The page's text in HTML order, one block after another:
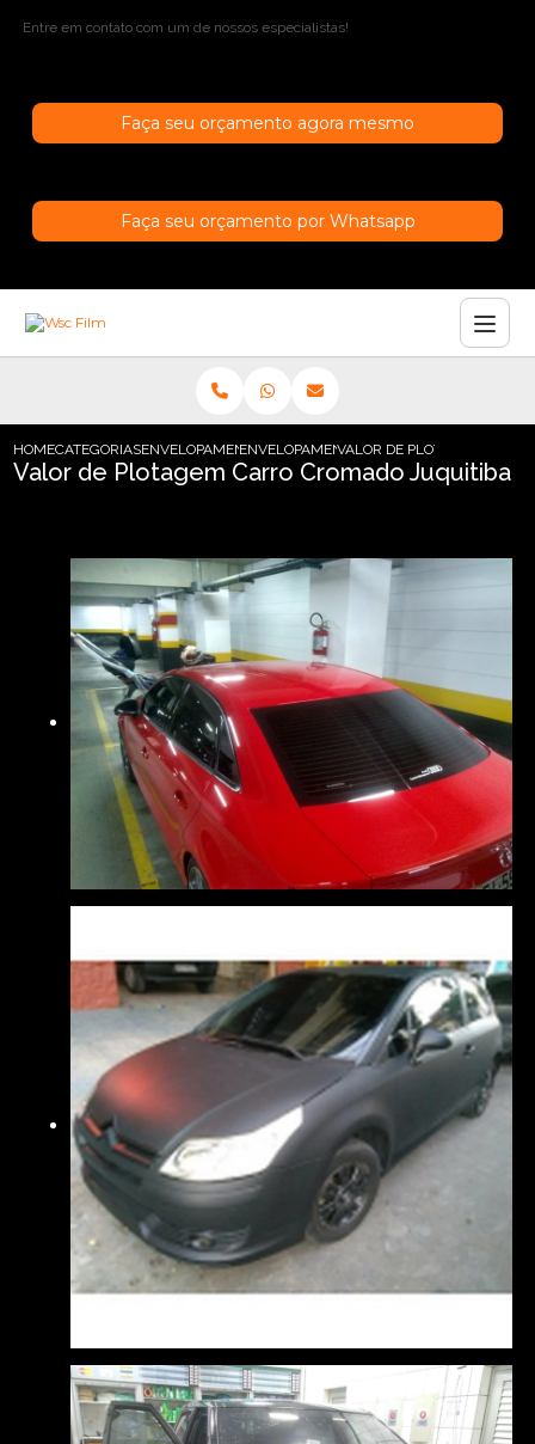
Entre em contato com um de nossos especialistas!
Faça seu orçamento agora mesmo
Faça seu orçamento por Whatsapp
HOMECATEGORIASENVELOPAMENTO DE CARROS
ENVELOPAMENTO PARA CARROS EM SAO
VALOR DE PLOTAGEM
Valor de Plotagem Carro Cromado Juquitiba